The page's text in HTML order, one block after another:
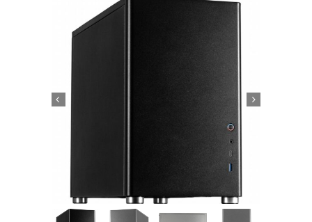
Managed VPS
Openingstijden